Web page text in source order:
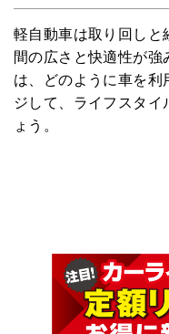
軽自動車は取り回しと
間の広さと快適性が
は、どのように車を利
ジして、ライフスタイ
ょう。